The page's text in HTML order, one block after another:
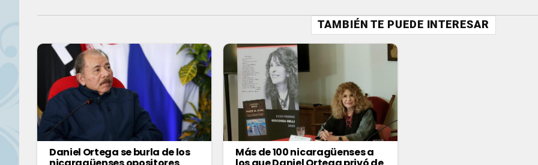
TAMBIÉN TE PUEDE INTERESAR
Daniel Ortega se burla de los Más de 100 nicaragüenses a